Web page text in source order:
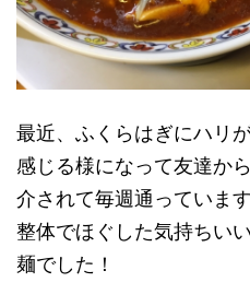
最近、ふくらはぎにハリ
感じる様になって友達か
介されて毎週通っています
整体でほぐした気持ちい
麺でした！